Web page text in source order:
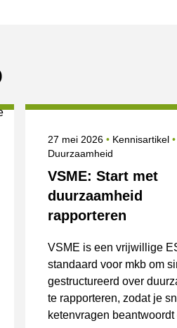
VSME: Start met
duurzaamheid
rapporteren
Gepubliceerd op
27 mei 2026 Kennisartikel
Duurzaamheid
VSME is een vrijwillige
standaard voor mkb om
gestructureerd over
te rapporteren, zodat je
ketenvragen beantwoordt